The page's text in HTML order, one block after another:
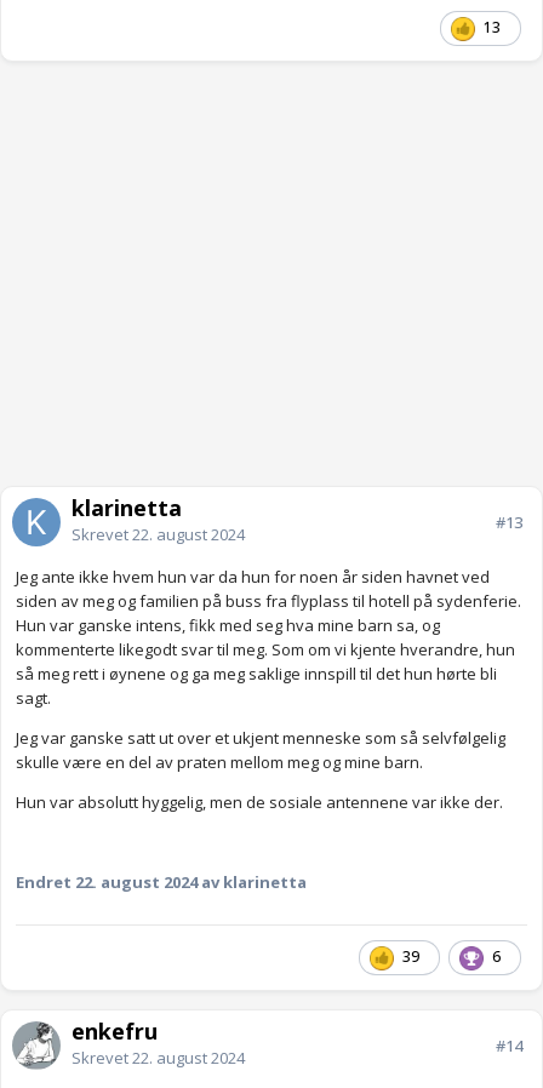
13
klarinetta
Skrevet22. august 2024
#13
Jeg ante ikke hvem hun var da hun for noen år siden havnet ved
siden av meg og familien på buss fra flyplass til hotell på sydenferie.
Hun var ganske intens, fikk med seg hva mine barn sa, og
kommenterte likegodt svar til meg. Som om vi kjente hverandre, hun
så meg rett i øynene og ga meg saklige innspill til det hun hørte bli
sagt.
Jeg var ganske satt ut over et ukjent menneske som så selvfølgelig
skulle være en del av praten mellom meg og mine barn.
Hun var absolutt hyggelig, men de sosiale antennene var ikke der.
Endret 22. august 2024av klarinetta
39 6
enkefru
Skrevet22. august 2024
#14